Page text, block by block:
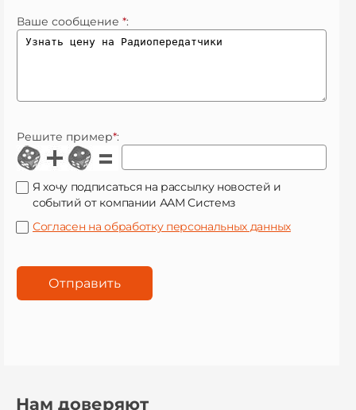
Ваше сообщение *:
Решите пример*:
Я хочу подписаться на рассылку новостей и
событий от компании ААМ Системз
Согласен на обработку персональных данных
Нам доверяют